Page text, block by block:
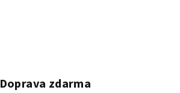
Doprava zdarma